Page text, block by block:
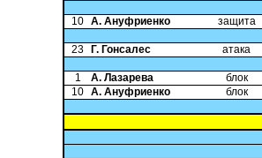
10 А. Ануфриенко защита
23
Г. Гонсалес атака
1
А. Лазарева блок
10 А. Ануфриенко блок